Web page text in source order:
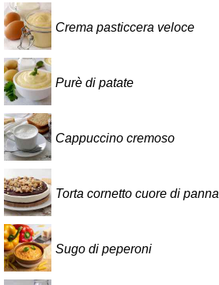
Crema pasticcera veloce
Purè di patate
Cappuccino cremoso
Torta cornetto cuore di panna
Sugo di peperoni